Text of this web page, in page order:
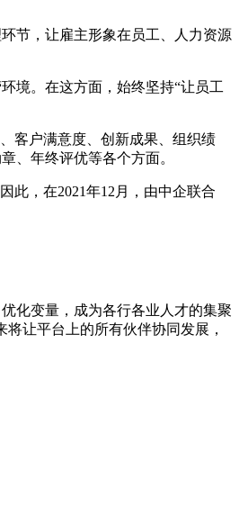
节，让雇主形象在员工、人力资源
境。在这方面，始终坚持“让员工
客户满意度、创新成果、组织绩
、年终评优等各个方面。
，在2021年12月，由中企联合
化变量，成为各行各业人才的集聚
让平台上的所有伙伴协同发展，